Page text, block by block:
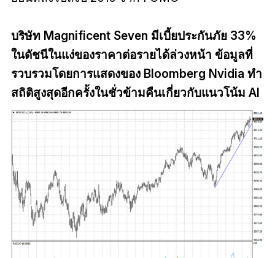
บริษัท Magnificent Seven มีเบี้ยประกันภัย 33%
ในดัชนีในแง่ของราคาต่อรายได้ล่วงหน้า ข้อมูลที่
รวบรวมโดยการแสดงของ Bloomberg Nvidia ทำ
สถิติสูงสุดอีกครั้งในชั่วข้ามคืนเกี่ยวกับแนวโน้ม AI